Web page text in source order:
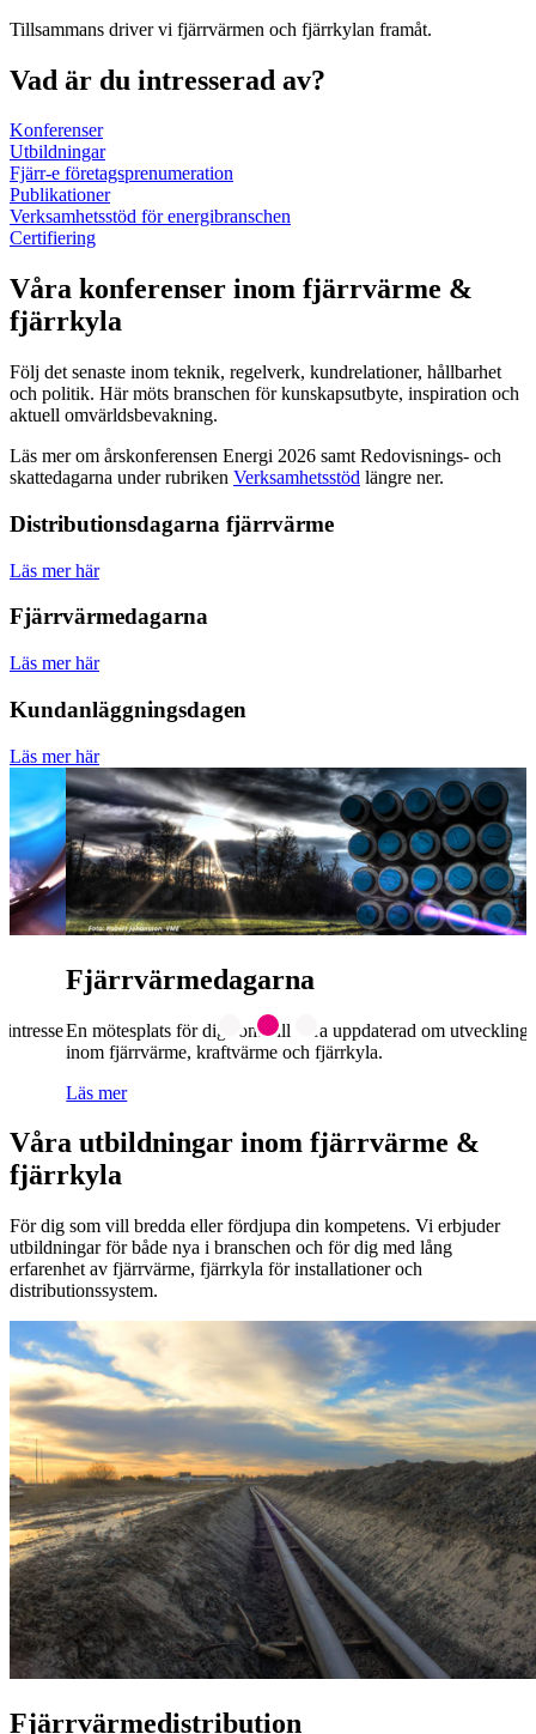
Tillsammans driver vi fjärrvärmen och fjärrkylan framåt.
Vad är du intresserad av?
Konferenser
Utbildningar
Fjärr-e företagsprenumeration
Publikationer
Verksamhetsstöd för energibranschen
Certifiering
Våra konferenser inom fjärrvärme &
fjärrkyla
Följ det senaste inom teknik, regelverk, kundrelationer, hållbarhet
och politik. Här möts branschen för kunskapsutbyte, inspiration och
aktuell omvärldsbevakning.
Läs mer om årskonferensen Energi 2026 samt Redovisnings- och
skattedagarna under rubriken Verksamhetsstöd längre ner.
Distributionsdagarna fjärrvärme
Läs mer här
Fjärrvärmedagarna
Läs mer här
Kundanläggningsdagen
Läs mer här
Fjärrvärmedagarna
En mötesplats för dig som vill vara uppdaterad om utvecklingen
inom fjärrvärme, kraftvärme och fjärrkyla.
Läs mer
Våra utbildningar inom fjärrvärme &
fjärrkyla
För dig som vill bredda eller fördjupa din kompetens. Vi erbjuder
utbildningar för både nya i branschen och för dig med lång
erfarenhet av fjärrvärme, fjärrkyla för installationer och
distributionssystem.
Fjärrvärmedistribution